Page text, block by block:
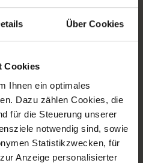
Über Cookies
Cookies
Ihnen ein optimales
Dazu zählen Cookies, die
für die Steuerung unserer
notwendig sind, sowie
Statistikzwecken, für
Anzeige personalisierter
cd/m²
x 1080 FHD
Watt